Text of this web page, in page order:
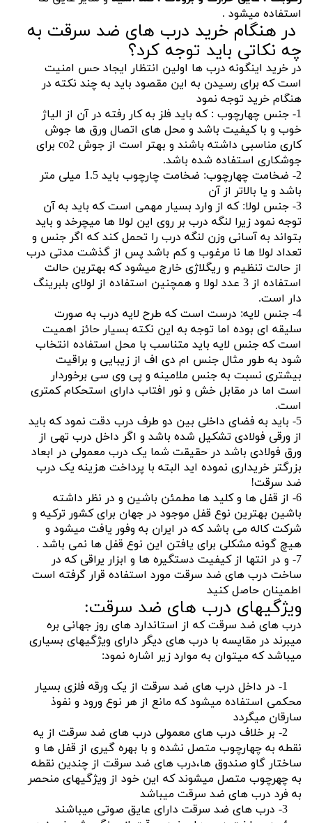
استفاده میشود .
در هنگام خرید درب های ضد سرقت به
چه نکاتی باید توجه کرد؟
در خرید اینگونه درب ها اولین انتظار ایجاد حس امنیت
است که برای رسیدن به این مقصود باید به چند نکته در
هنگام خرید توجه نمود
1- جنس چهارچوب : که باید فلز به کار رفته در آن از الیاژ
خوب و با کیفیت باشد و محل های اتصال ورق ها جوش
کاری مناسبی داشته باشند و بهتر است از جوش co2 برای
جوشکاری استفاده شده باشد.
2- ضخامت چهارچوب: ضخامت چارچوب باید 1.5 میلی متر
باشد و یا بالاتر از آن
3- جنس لولا: که از وارد بسیار مهمی است که باید به آن
توجه نمود زیرا لنگه درب بر روی این لولا ها میچرخد و باید
بتواند به آسانی وزن لنگه درب را تحمل کند که اگر جنس و
تعداد لولا ها نا مرغوب و کم باشد پس از گذشت مدتی درب
از حالت تنظیم و ریگلاژی خارج میشود که بهترین حالت
استفاده از 3 عدد لولا و همچنین استفاده از لولای بلبرینگ
دار است.
4- جنس لایه: درست است که طرح لایه درب به صورت
سلیقه ای بوده اما توجه به این نکته بسیار حائز اهمیت
است که جنس لایه باید متناسب با محل استفاده انتخاب
شود به طور مثال جنس ام دی اف از زیبایی و براقیت
بیشتری نسبت به جنس ملامینه و پی وی سی برخوردار
است اما در مقابل خش و نور افتاب دارای استحکام کمتری
است.
5- باید به فضای داخلی بین دو طرف درب دقت نمود که باید
از ورقی فولادی تشکیل شده باشد و اگر داخل درب تهی از
ورق فولادی باشد در حقیقت شما یک درب معمولی در ابعاد
بزرگتر خریداری نموده اید البته با پرداخت هزینه یک درب
ضد سرقت!
6- از قفل ها و کلید ها مطمئن باشین و در نظر داشته
باشین بهترین نوع قفل موجود در جهان برای کشور ترکیه و
شرکت کاله می باشد که در ایران به وفور یافت میشود و
هیچ گونه مشکلی برای یافتن این نوع قفل ها نمی باشد .
7- و در انتها از کیفیت دستگیره ها و ابزار یراقی که در
ساخت درب های ضد سرقت مورد استفاده قرار گرفته است
اطمینان حاصل کنید
ویژگیهای درب های ضد سرقت:
درب های ضد سرقت که از استاندارد های روز جهانی بره
میبرند در مقایسه با درب های دیگر دارای ویژگیهای بسیاری
میباشد که میتوان به موارد زیر اشاره نمود:
1- در داخل درب های ضد سرقت از یک ورقه فلزی بسیار
محکمی استفاده میشود که مانع از هر نوع ورود و نفوذ
سارقان میگردد
2- بر خلاف درب های معمولی درب های ضد سرقت از یه
نقطه به چهارچوب متصل نشده و با بهره گیری از قفل ها و
ساختار گاو صندوق ها،درب های ضد سرقت از چندین نقطه
به چهرچوب متصل میشوند که این خود از ویژگیهای منحصر
به فرد درب های ضد سرقت میباشد